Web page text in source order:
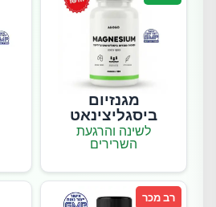
מגנזיום
ביסגליצינאט
לשינה והרגעת
השרירים
רב מכר